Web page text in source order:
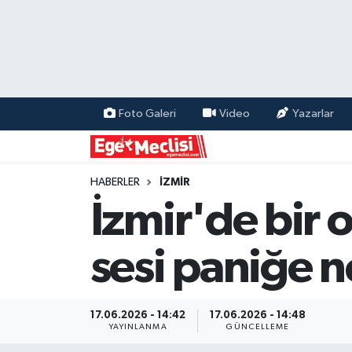
Foto Galeri Video Yazarlar
HABERLER İZMİR
İzmir'de bir
sesi paniğe
17.06.2026 - 14:42
YAYINLANMA
17.06.2026 - 14:48
GÜNCELLEME
EKONOMİ
GÜNCEL
ÖZEL HABER
POLİTİKA